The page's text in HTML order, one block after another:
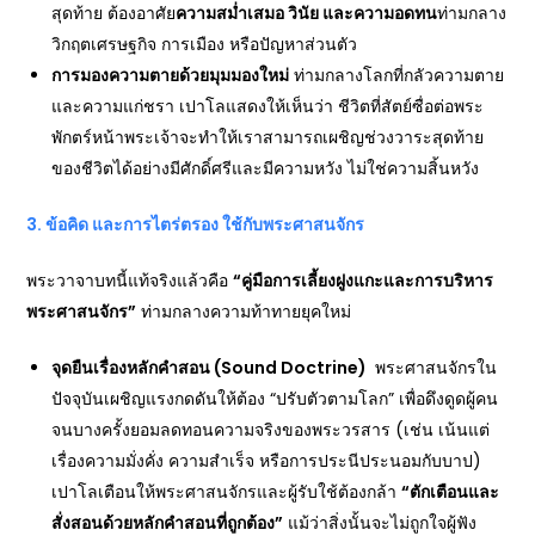
สุดท้าย ต้องอาศัยความสม่ำเสมอ วินัย และความอดทนท่ามกลาง
วิกฤตเศรษฐกิจ การเมือง หรือปัญหาส่วนตัว
การมองความตายด้วยมุมมองใหม่ ท่ามกลางโลกที่กลัวความตาย
และความแก่ชรา เปาโลแสดงให้เห็นว่า ชีวิตที่สัตย์ซื่อต่อพระ
พักตร์หน้าพระเจ้าจะทำให้เราสามารถเผชิญช่วงวาระสุดท้าย
ของชีวิตได้อย่างมีศักดิ์ศรีและมีความหวัง ไม่ใช่ความสิ้นหวัง
3.ข้อคิด และการไตร่ตรอง ใช้กับพระศาสนจักร
พระวาจาบทนี้แท้จริงแล้วคือ“คู่มือการเลี้ยงฝูงแกะและการบริหาร
พระศาสนจักร” ท่ามกลางความท้าทายยุคใหม่
จุดยืนเรื่องหลักคำสอน (Sound Doctrine) พระศาสนจักรใน
ปัจจุบันเผชิญแรงกดดันให้ต้อง “ปรับตัวตามโลก” เพื่อดึงดูดผู้คน
จนบางครั้งยอมลดทอนความจริงของพระวรสาร (เช่น เน้นแต่
เรื่องความมั่งคั่ง ความสำเร็จ หรือการประนีประนอมกับบาป)
เปาโลเตือนให้พระศาสนจักรและผู้รับใช้ต้องกล้า“ตักเตือนและ
สั่งสอนด้วยหลักคำสอนที่ถูกต้อง” แม้ว่าสิ่งนั้นจะไม่ถูกใจผู้ฟัง